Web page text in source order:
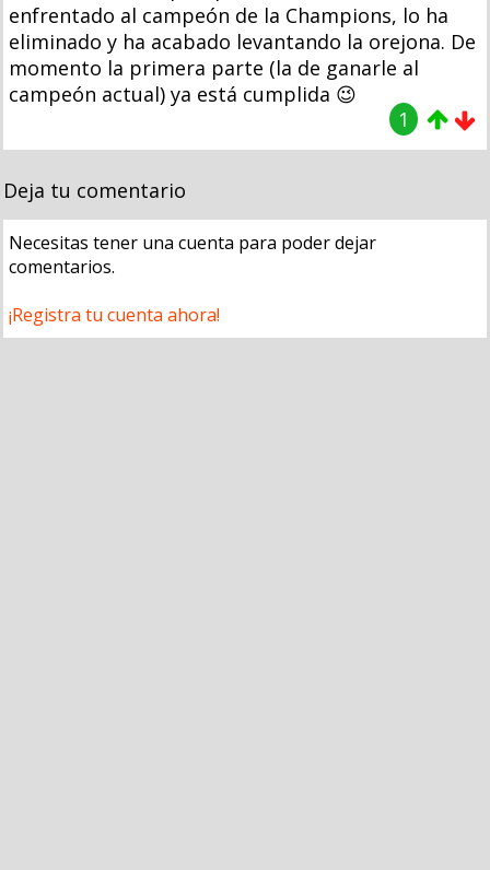
enfrentado al campeón de la Champions, lo ha
eliminado y ha acabado levantando la orejona. De
momento la primera parte (la de ganarle al
campeón actual) ya está cumplida 😉
1
Deja tu comentario
Necesitas tener una cuenta para poder dejar
comentarios.
¡Registra tu cuenta ahora!